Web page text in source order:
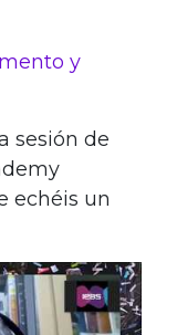
y
sesión de
echéis un